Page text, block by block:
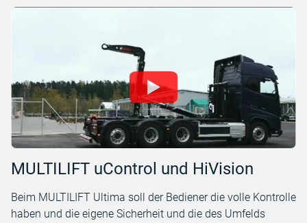
MULTILIFT uControl und HiVision
Beim MULTILIFT Ultima soll der Bediener die volle Kontrolle
haben und die eigene Sicherheit und die des Umfelds